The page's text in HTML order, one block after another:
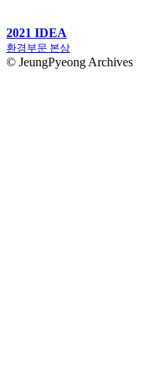
2021 IDEA
환경부문 본상
© JeungPyeong Archives